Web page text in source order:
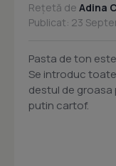
Rețetă de Adina
Publicat: 23
Pasta de ton
Se introduc
destul de
putin cartof.